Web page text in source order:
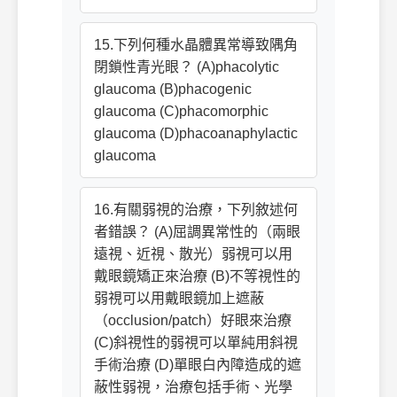
15.下列何種水晶體異常導致隅角
閉鎖性青光眼？ (A)phacolytic
glaucoma (B)phacogenic
glaucoma (C)phacomorphic
glaucoma (D)phacoanaphylactic
glaucoma
16.有關弱視的治療，下列敘述何
者錯誤？ (A)屈調異常性的（兩眼
遠視、近視、散光）弱視可以用
戴眼鏡矯正來治療 (B)不等視性的
弱視可以用戴眼鏡加上遮蔽
（occlusion/patch）好眼來治療
(C)斜視性的弱視可以單純用斜視
手術治療 (D)單眼白內障造成的遮
蔽性弱視，治療包括手術、光學